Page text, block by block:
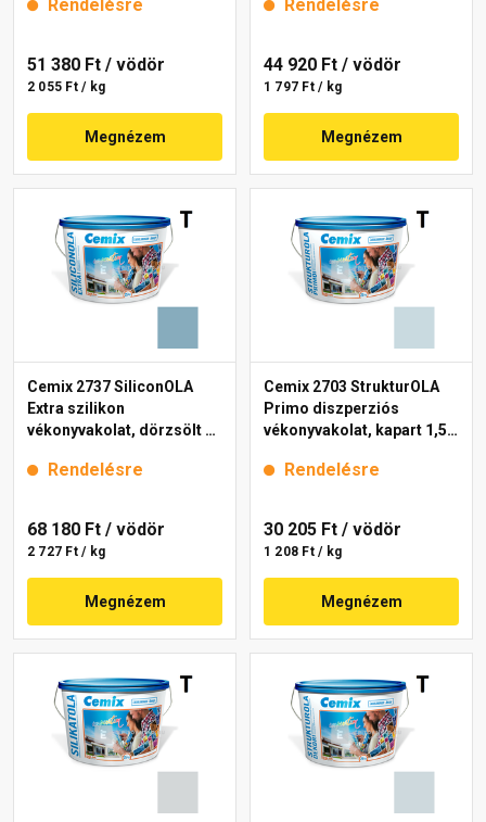
Rendelésre
51 380 Ft / vödör
2 055 Ft / kg
Megnézem
Rendelésre
44 920 Ft / vödör
1 797 Ft / kg
Megnézem
Cemix 2737 SiliconOLA
Extra szilikon
vékonyvakolat, dörzsölt 2
Rendelésre
68 180 Ft / vödör
2 727 Ft / kg
Megnézem
Cemix 2703 StrukturOLA
Primo diszperziós
vékonyvakolat, kapart 1,5
Rendelésre
30 205 Ft / vödör
1 208 Ft / kg
Megnézem